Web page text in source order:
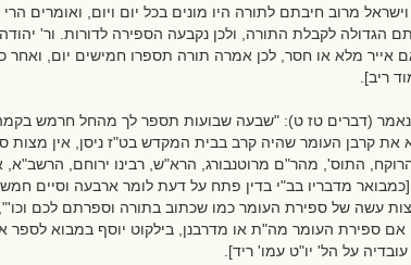
מרוב חיבתם לתורה היו מונים בכל יום ויום, ואומרים
הגדולה לקבלת התורה, ולכן נקבעה הספירה לדורות. ור'
אייר מלא או חסר, לכן אמרה תורה תספרו חמישים יום, ואחר
ריב].
(דברים טז ט): "שבעה שבועות תספר לך מהחל חרמש
את קרבן העומר שהיה קרב בבית המקדש בט"ז ניסן, אין
התוס', מהר"ם מרוטנבורג, הרא"ש, רבינו ירוחם,
מדבריו בב"י בדין פתח על דעת לומר ארבעה וסיים
עשה של ספירת העומר כמו שכתוב בתורה וספרתם לכם
ספירת העומר מה"ת או מדרבנן, בילקוט יוסף במבוא לספר
על הל' יו"ט עמו' ריד].